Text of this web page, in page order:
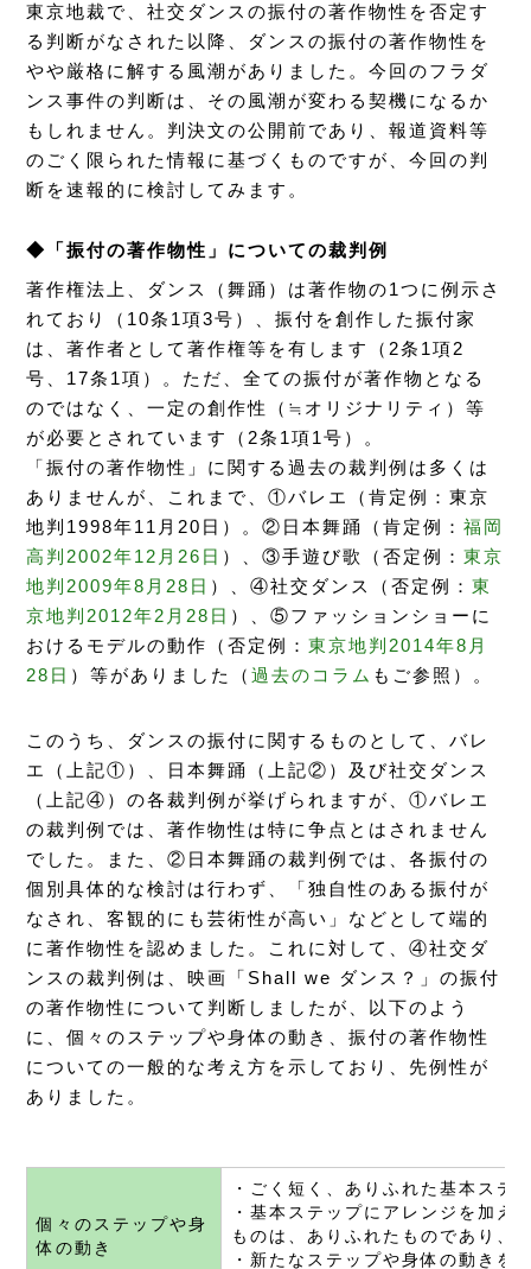
東京地裁で、社交ダンスの振付の著作物性を否定す
る判断がなされた以降、ダンスの振付の著作物性を
やや厳格に解する風潮がありました。今回のフラダ
ンス事件の判断は、その風潮が変わる契機になるか
もしれません。判決文の公開前であり、報道資料等
のごく限られた情報に基づくものですが、今回の判
断を速報的に検討してみます。
◆「振付の著作物性」についての裁判例
著作権法上、ダンス（舞踊）は著作物の1つに例示さ
れており（10条1項3号）、振付を創作した振付家
は、著作者として著作権等を有します（2条1項2
号、17条1項）。ただ、全ての振付が著作物となる
のではなく、一定の創作性（≒オリジナリティ）等
が必要とされています（2条1項1号）。
「振付の著作物性」に関する過去の裁判例は多くは
ありませんが、これまで、①バレエ（肯定例：東京
地判1998年11月20日）。②日本舞踊（肯定例：福岡
高判2002年12月26日 ）、③手遊び歌（否定例：東京
地判2009年8月28日 ）、④社交ダンス（否定例：東
京地判2012年2月28日 ）、⑤ファッションショーに
おけるモデルの動作（否定例：東京地判2014年8月
28日 ）等がありました（過去のコラム もご参照）。
このうち、ダンスの振付に関するものとして、バレ
エ（上記①）、日本舞踊（上記②）及び社交ダンス
（上記④）の各裁判例が挙げられますが、①バレエ
の裁判例では、著作物性は特に争点とはされません
でした。また、②日本舞踊の裁判例では、各振付の
個別具体的な検討は行わず、「独自性のある振付が
なされ、客観的にも芸術性が高い」などとして端的
に著作物性を認めました。これに対して、④社交ダ
ンスの裁判例は、映画「Shall we ダンス？」の振付
の著作物性について判断しましたが、以下のよう
に、個々のステップや身体の動き、振付の著作物性
についての一般的な考え方を示しており、先例性が
ありました。
個々のステップや身
体の動き
・ごく短く、ありふれた基本ステ
・基本ステップにアレンジを加え
ものは、ありふれたものであり、
・新たなステップや身体の動きを